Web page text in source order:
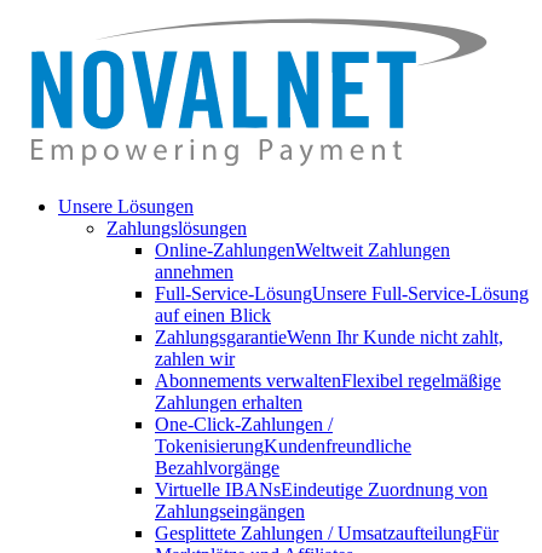
Unsere Lösungen
Zahlungslösungen
Online-ZahlungenWeltweit Zahlungen
annehmen
Full-Service-LösungUnsere Full-Service-Lösung
auf einen Blick
ZahlungsgarantieWenn Ihr Kunde nicht zahlt,
zahlen wir
Abonnements verwaltenFlexibel regelmäßige
Zahlungen erhalten
One-Click-Zahlungen /
TokenisierungKundenfreundliche
Bezahlvorgänge
Virtuelle IBANsEindeutige Zuordnung von
Zahlungseingängen
Gesplittete Zahlungen / UmsatzaufteilungFür